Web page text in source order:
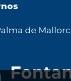
de